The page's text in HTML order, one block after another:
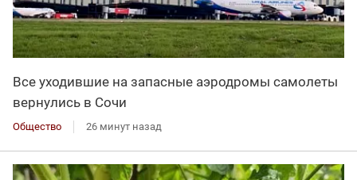
Все уходившие на запасные аэродромы самолеты
вернулись в Сочи
Общество 26 минут назад